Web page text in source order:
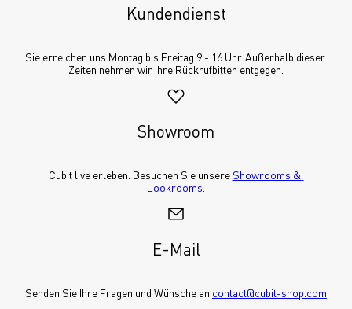
Kundendienst
Sie erreichen uns Montag bis Freitag 9 - 16 Uhr. Außerhalb dieser
Zeiten nehmen wir Ihre Rückrufbitten entgegen.
Showroom
Cubit live erleben. Besuchen Sie unsere Showrooms &
Lookrooms
E-Mail
Senden Sie Ihre Fragen und Wünsche an contact@cubit-shop.com